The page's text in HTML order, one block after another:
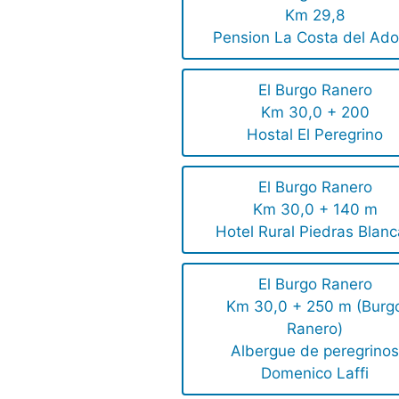
Km 29,8
Pension La Costa del
El Burgo Ranero
Km 30,0 + 200
Hostal El Peregrino
El Burgo Ranero
Km 30,0 + 140 m
Hotel Rural Piedras
El Burgo Ranero
Km 30,0 + 250 m
Ranero)
Albergue de peregrinos
Domenico Laffi